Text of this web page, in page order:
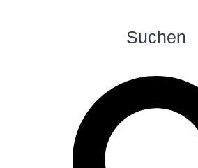
Suchen